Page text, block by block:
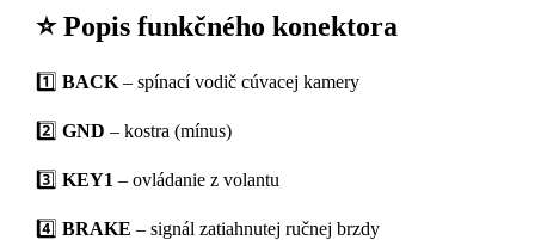
⭐ Popis funkčného konektora
1️⃣ BACK – spínací vodič cúvacej kamery
2️⃣ GND – kostra (mínus)
3️⃣ KEY1 – ovládanie z volantu
4️⃣ BRAKE – signál zatiahnutej ručnej brzdy